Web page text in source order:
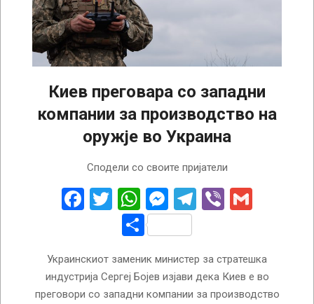
Киев преговара со западни
компании за производство на
оружје во Украина
Сподели со своите пријатели
Facebook
Twitter
WhatsApp
Messenger
Telegram
Viber
Share
Украинскиот заменик министер за стратешка
индустрија Сергеј Бојев изјави дека Киев е во
преговори со западни компании за производство